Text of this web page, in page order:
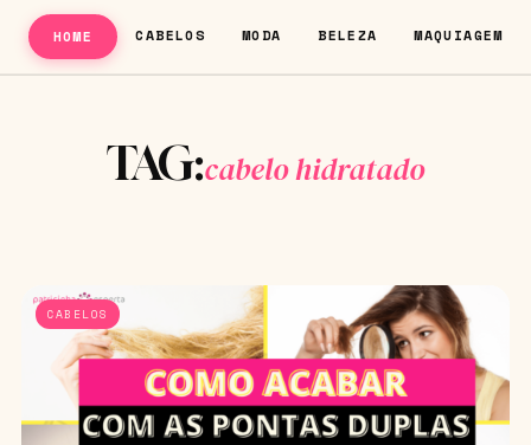
HOME CABELOS MODA BELEZA MAQUIAGEM
TAG:cabelo hidratado
CABELOS